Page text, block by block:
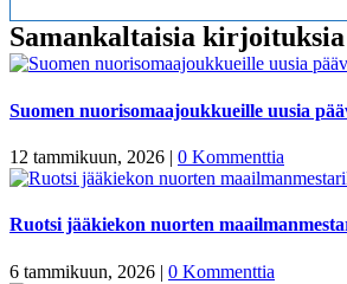
Samankaltaisia kirjoituksia
Suomen nuorisomaajoukkueille uusia
12 tammikuun, 2026 | 0 Kommenttia
Ruotsi jääkiekon nuorten
6 tammikuun, 2026 | 0 Kommenttia